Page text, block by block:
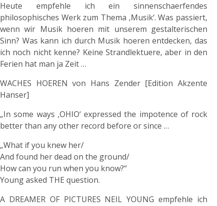
Heute empfehle ich ein sinnenschaerfendes
philosophisches Werk zum Thema ‚Musik‘. Was passiert,
wenn wir Musik hoeren mit unserem gestalterischen
Sinn? Was kann ich durch Musik hoeren entdecken, das
ich noch nicht kenne? Keine Strandlektuere, aber in den
Ferien hat man ja Zeit …
WACHES HOEREN von Hans Zender [Edition Akzente
Hanser]
„In some ways ‚OHIO‘ expressed the impotence of rock
better than any other record before or since …
„What if you knew her/
And found her dead on the ground/
How can you run when you know?“
Young asked THE question.
A DREAMER OF PICTURES NEIL YOUNG empfehle ich